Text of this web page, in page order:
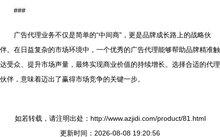
###
广告代理业务不仅是简单的“中间商”，更是品牌成长路上的战略伙
伴。在日益复杂的市场环境中，一个优秀的广告代理能够帮助品牌精准触
达受众、提升市场声量，最终实现商业价值的持续增长。选择合适的代理
伙伴，意味着迈出了赢得市场竞争的关键一步。
如若转载，请注明出处：http://www.azjidi.com/product/81.html
更新时间：2026-08-08 19:20:56